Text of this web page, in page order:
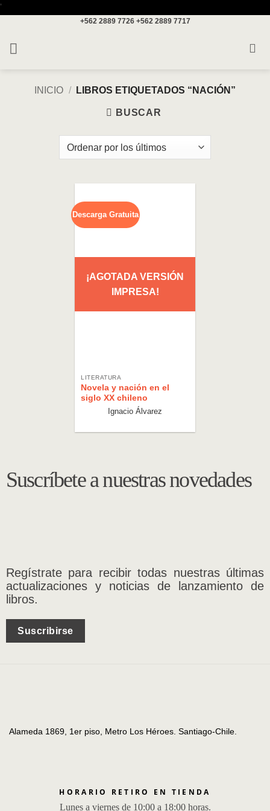
'
+562 2889 7726 +562 2889 7717
INICIO / LIBROS ETIQUETADOS “NACIÓN”
BUSCAR
Descarga Gratuita
¡AGOTADA VERSIÓN
IMPRESA!
LITERATURA
Novela y nación en el
siglo XX chileno
Ignacio Álvarez
Suscríbete a nuestras novedades
Regístrate para recibir todas nuestras últimas
actualizaciones y noticias de lanzamiento de
libros.
Suscribirse
Alameda 1869, 1er piso, Metro Los Héroes. Santiago-Chile.
HORARIO RETIRO EN TIENDA
Lunes a viernes de 10:00 a 18:00 horas.